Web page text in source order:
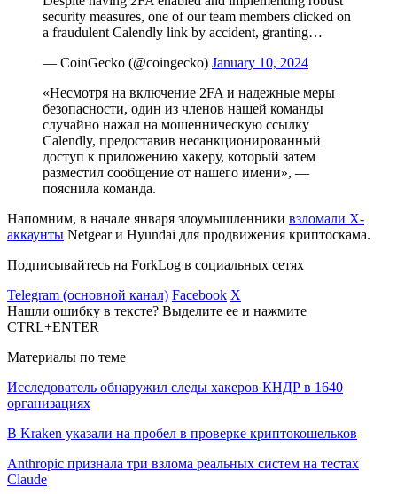
security measures, one of our team members clicked on
a fraudulent Calendly link by accident, granting…
— CoinGecko (@coingecko) January 10, 2024
«Несмотря на включение 2FA и надежные меры
безопасности, один из членов нашей команды
случайно нажал на мошенническую ссылку
Calendly, предоставив несанкционированный
доступ к приложению хакеру, который затем
разместил сообщение от нашего имени», —
пояснила команда.
Напомним, в начале января злоумышленники взломали X-
аккаунты Netgear и Hyundai для продвижения криптоскама.
Подписывайтесь на ForkLog в социальных сетях
Telegram (основной канал) Facebook X
Нашли ошибку в тексте? Выделите ее и нажмите
CTRL+ENTER
Материалы по теме
Исследователь обнаружил следы хакеров КНДР в 1640
организациях
В Kraken указали на пробел в проверке криптокошельков
Anthropic признала три взлома реальных систем на тестах
Claude